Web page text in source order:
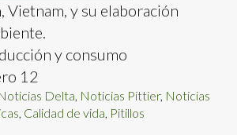
Vietnam, y su elaboración
y consumo
12
Delta, Noticias Pittier, Noticias
, Calidad de vida, Pitillos